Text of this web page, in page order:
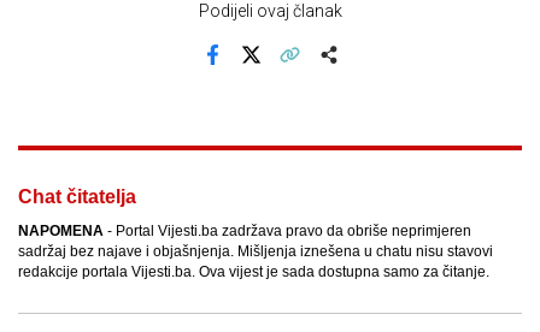
Podijeli ovaj članak
Chat čitatelja
NAPOMENA - Portal Vijesti.ba zadržava pravo da obriše neprimjeren
sadržaj bez najave i objašnjenja. Mišljenja iznešena u chatu nisu stavovi
redakcije portala Vijesti.ba. Ova vijest je sada dostupna samo za čitanje.